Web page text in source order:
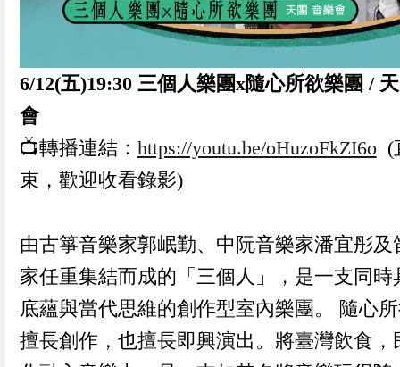
6/12(五)19:30 三個人樂團x隨心所欲樂團 /
會
📺轉播連結： https://youtu.be/oHuzoFkZI6o(
束，歡迎收看錄影)
由古箏音樂家郭岷勤、中阮音樂家潘宜彤及
家任重集結而成的「三個人」，是一支同時
底蘊與當代思維的創作型室內樂團。 隨心
擅長創作，也擅長即興演出。將臺灣飲食，